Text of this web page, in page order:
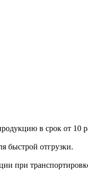
в срок от 10
быстрой отгрузки.
при